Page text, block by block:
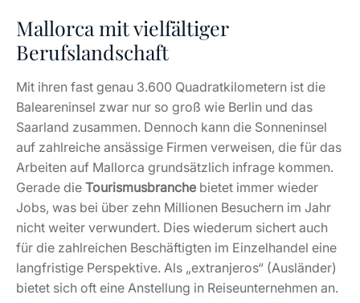
Mallorca mit vielfältiger
Berufslandschaft
Mit ihren fast genau 3.600 Quadratkilometern ist die
Baleareninsel zwar nur so groß wie Berlin und das
Saarland zusammen. Dennoch kann die Sonneninsel
auf zahlreiche ansässige Firmen verweisen, die für das
Arbeiten auf Mallorca grundsätzlich infrage kommen.
Gerade die Tourismusbranche bietet immer wieder
Jobs, was bei über zehn Millionen Besuchern im Jahr
nicht weiter verwundert. Dies wiederum sichert auch
für die zahlreichen Beschäftigten im Einzelhandel eine
langfristige Perspektive. Als „extranjeros“ (Ausländer)
bietet sich oft eine Anstellung in Reiseunternehmen an.